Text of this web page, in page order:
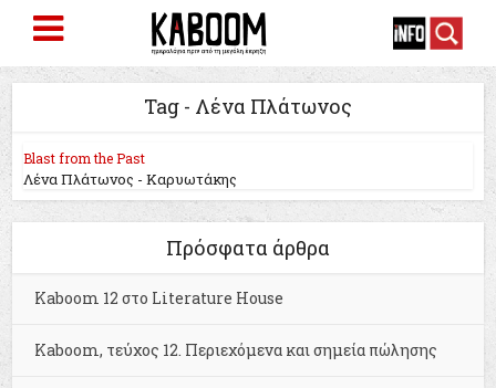
Tag - Λένα Πλάτωνος
Blast from the Past
Λένα Πλάτωνος - Καρυωτάκης
Πρόσφατα άρθρα
Kaboom 12 στο Literature House
Kaboom, τεύχος 12. Περιεχόμενα και σημεία πώλησης